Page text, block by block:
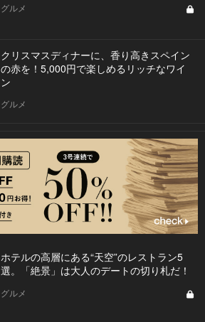
グルメ
クリスマスディナーに、香り高きスペイン
の赤を！5,000円で楽しめるリッチなワイ
ン
グルメ
ホテルの高層にある“天空”のレストラン5
選。「絶景」は大人のデートの切り札だ！
グルメ